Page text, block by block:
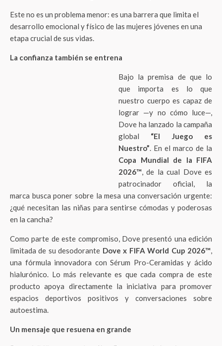
Este no es un problema menor: es una barrera que limita el
desarrollo emocional y físico de las mujeres jóvenes en una
etapa crucial de sus vidas.
La confianza también se entrena
Bajo la premisa de que lo
que importa es lo que
nuestro cuerpo es capaz de
lograr —y no cómo luce—,
Dove ha lanzado la campaña
global “El Juego es
Nuestro”. En el marco de la
Copa Mundial de la FIFA
2026™, de la cual Dove es
patrocinador oficial, la
marca busca poner sobre la mesa una conversación urgente:
¿qué necesitan las niñas para sentirse cómodas y poderosas
en la cancha?
Como parte de este compromiso, Dove presentó una edición
limitada de su desodorante Dove x FIFA World Cup 2026™,
una fórmula innovadora con Sérum Pro-Ceramidas y ácido
hialurónico. Lo más relevante es que cada compra de este
producto apoya directamente la iniciativa para promover
espacios deportivos positivos y conversaciones sobre
autoestima.
Un mensaje que resuena en grande